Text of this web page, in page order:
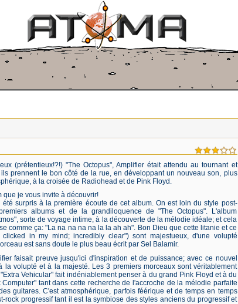
(prétentieux!?!) "The Octopus", Amplifier était attendu au tournant et
ils prennent le bon côté de la rue, en développant un nouveau son, plus
à la croisée de Radiohead et de Pink Floyd.
que je vous invite à découvrir!
été surpris à la première écoute de cet album. On est loin du style post-
albums et de la grandiloquence de "The Octopus". L'album
sorte de voyage intime, à la découverte de la mélodie idéale; et cela
comme ça: "La na na na na la la ah ah". Bon Dieu que cette litanie et ce
clicked in my mind; incredibly clear") sont majestueux, d'une volupté
est sans doute le plus beau écrit par Sel Balamir.
faisait preuve jusqu'ici d'inspiration et de puissance; avec ce nouvel
la volupté et à la majesté. Les 3 premiers morceaux sont véritablement
Vehicular" fait indéniablement penser à du grand Pink Floyd et à du
tant dans cette recherche de l'accroche de la mélodie parfaite
guitares. C'est atmosphérique, parfois féérique et de temps en temps
progressif tant il est la symbiose des styles anciens du progressif et